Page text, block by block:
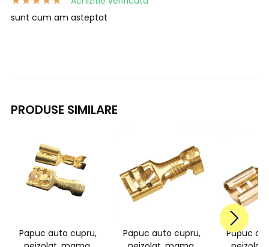
sunt cum am asteptat
PRODUSE SIMILARE
Papuc auto cupru,
Papuc auto cupru,
Papuc